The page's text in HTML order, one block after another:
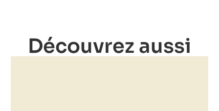
Découvrez aussi